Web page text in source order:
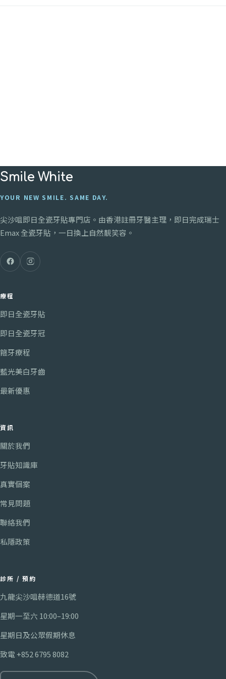
Smile White
YOUR NEW SMILE. SAME DAY.
尖沙咀即日全瓷牙貼專門店。由香港註冊牙醫主理，即日完成瑞士
Emax 全瓷牙貼，一日換上自然靚笑容。
療程
即日全瓷牙貼
即日全瓷牙冠
箍牙療程
藍光美白牙齒
最新優惠
資訊
關於我們
牙貼知識庫
真實個案
常見問題
聯絡我們
私隱政策
診所 / 預約
九龍尖沙咀赫德道16號
星期一至六 10:00–19:00
星期日及公眾假期休息
致電+852 6795 8082